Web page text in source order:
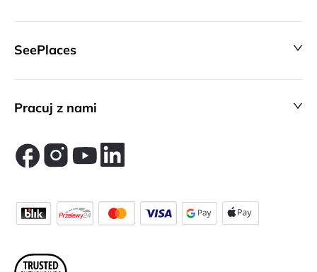
SeePlaces
Pracuj z nami